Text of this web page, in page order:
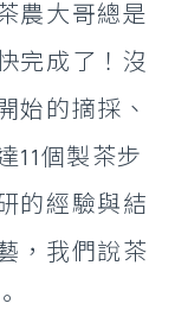
農大哥總是
完成了！沒
始的摘採、
11個製茶步
的經驗與結
，我們說茶